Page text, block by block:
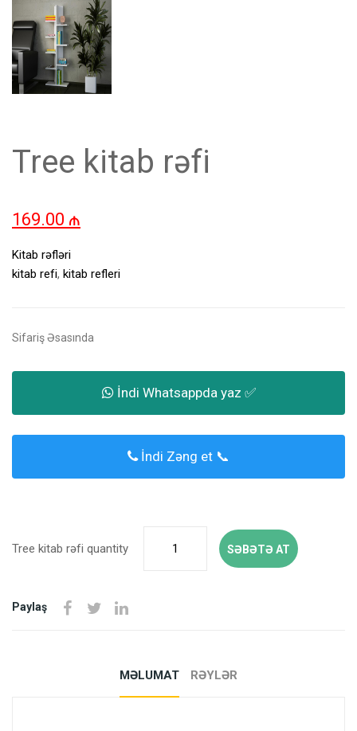
Tree kitab rəfi
169.00 ₼
Kitab rəfləri
kitab refi, kitab refleri
Sifariş Əsasında
İndi Whatsappda yaz ✅
İndi Zəng et 📞
Tree kitab rəfi quantity SƏBƏTƏ AT
Paylaş
MƏLUMAT RƏYLƏR